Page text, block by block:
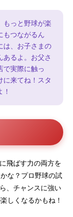
もっと野球が楽
もつながるん
は、お子さまの
あるよ。お父さ
で実際に触っ
に来てね！スタ
飛ばす力の両方を
な？プロ野球の試
、チャンスに強い
しくなるかもね！